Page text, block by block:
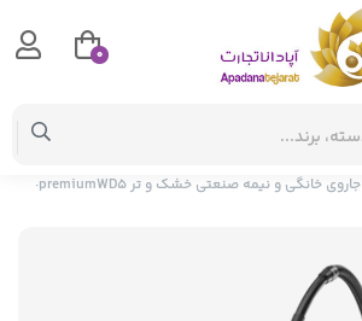
جاروی خانگی و نیمه صنعتی خشک و تر Kaercher-premiumWD5
0